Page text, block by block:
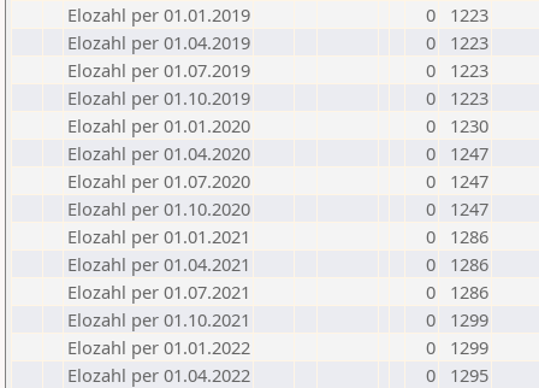
Elozahl per 01.01.2019
0
1223
Elozahl per 01.04.2019
0
1223
Elozahl per 01.07.2019
0
1223
Elozahl per 01.10.2019
0
1223
Elozahl per 01.01.2020
0
1230
Elozahl per 01.04.2020
0
1247
Elozahl per 01.07.2020
0
1247
Elozahl per 01.10.2020
0
1247
Elozahl per 01.01.2021
0
1286
Elozahl per 01.04.2021
0
1286
Elozahl per 01.07.2021
0
1286
Elozahl per 01.10.2021
0
1299
Elozahl per 01.01.2022
0
1299
Elozahl per 01.04.2022
0
1295